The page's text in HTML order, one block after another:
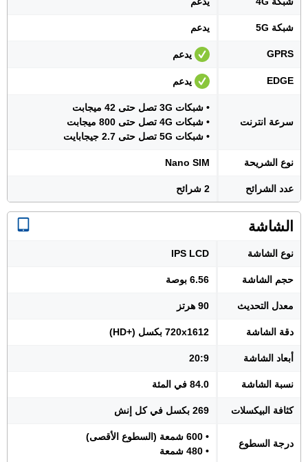
شبكة 5G يدعم
GPRS يدعم
EDGE يدعم
سرعة انترنت
• شبكات 3G تصل حتى 42 ميجابت
• شبكات 4G تصل حتى 800 ميجابت
• شبكات 5G تصل حتى 2.7 جيجابايت
نوع الشريحة Nano SIM
عدد الشرائح 2 شرائح
الشاشة
نوع الشاشة IPS LCD
حجم الشاشة 6.56 بوصة
معدل التحديث 90 هرتز
دقة الشاشة 720x1612 بكسل (+HD)
أبعاد الشاشة 20:9
نسبة الشاشة 84.0 في المئة
كثافة البيكسلات 269 بكسل في كل إنش
درجة السطوع
• 600 شمعة (السطوع الأقصى)
• 480 شمعة